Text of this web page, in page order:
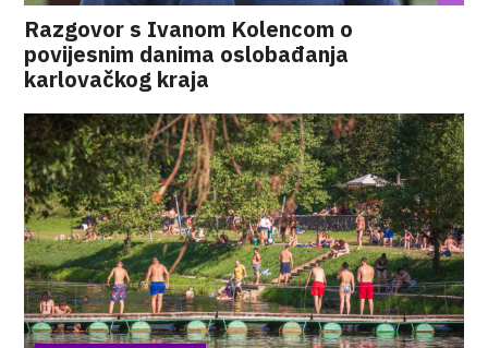
Razgovor s Ivanom Kolencom o
povijesnim danima oslobađanja
karlovačkog kraja